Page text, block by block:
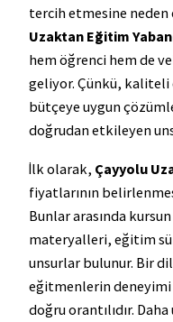
tercih etmesine neden
Uzaktan Eğitim
hem öğrenci hem de
geliyor. Çünkü, kaliteli
bütçeye uygun
doğrudan etkileyen
İlk olarak, Çayyolu
fiyatlarının
Bunlar arasında
materyalleri, eğitim
unsurlar bulunur. Bir
eğitmenlerin
doğru orantılıdır.